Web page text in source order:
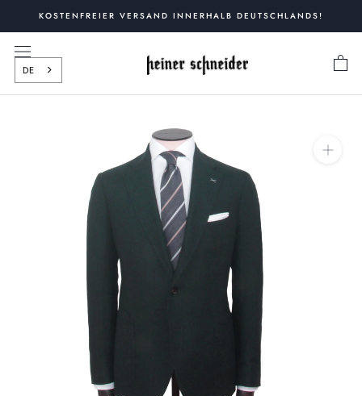
springen
KOSTENFREIER VERSAND INNERHALB DEUTSCHLANDS!
DE